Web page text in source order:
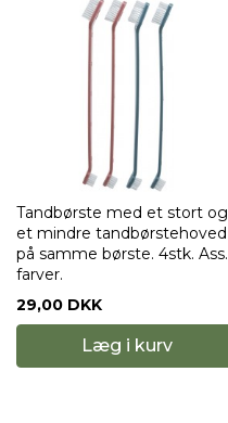
Tandbørste med et stort og
et mindre tandbørstehoved
på samme børste. 4stk. Ass.
farver.
29,00 DKK
Læg i kurv